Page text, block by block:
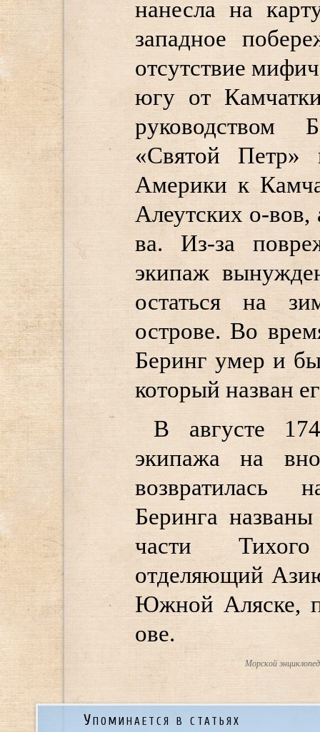
нанесла на
западное
отсутствие
югу от
руководством
«Святой
Америки к
Алеутских о-
ва. Из-за
экипаж
остаться на
острове. Во
Беринг умер и
который назван
В августе
экипажа на
возвратилась
Беринга
части
отделяющий
Южной Аляске,
ове.
Морской
Упоминается в статьях